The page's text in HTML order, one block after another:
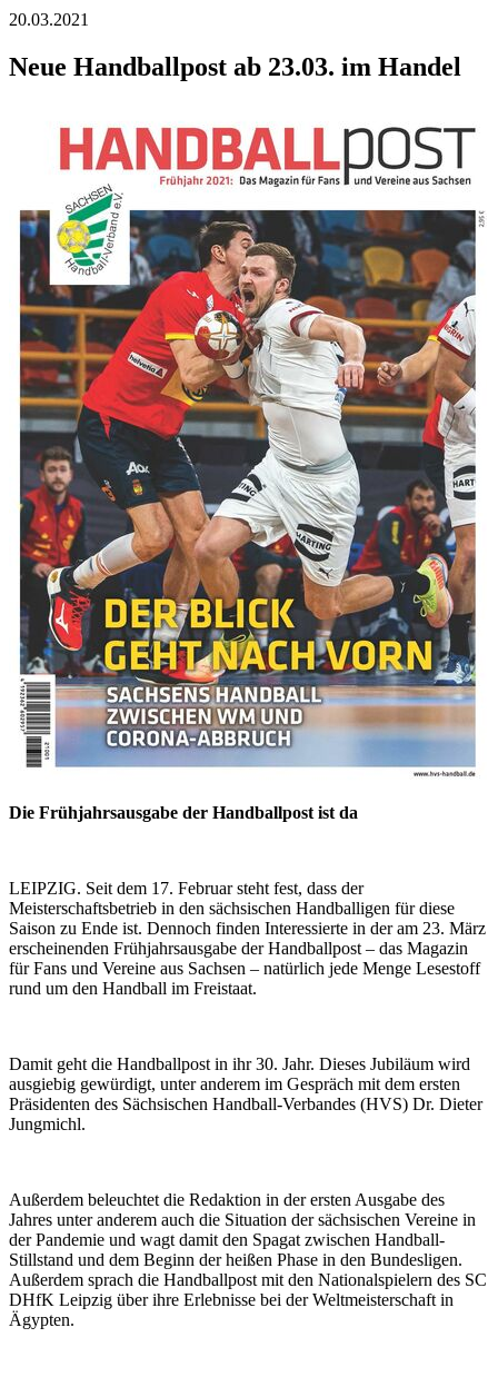
20.03.2021
Neue Handballpost ab 23.03. im Handel
Die Frühjahrsausgabe der Handballpost ist da
LEIPZIG. Seit dem 17. Februar steht fest, dass der
Meisterschaftsbetrieb in den sächsischen Handballigen für diese
Saison zu Ende ist. Dennoch finden Interessierte in der am 23. März
erscheinenden Frühjahrsausgabe der Handballpost – das Magazin
für Fans und Vereine aus Sachsen – natürlich jede Menge Lesestoff
rund um den Handball im Freistaat.
Damit geht die Handballpost in ihr 30. Jahr. Dieses Jubiläum wird
ausgiebig gewürdigt, unter anderem im Gespräch mit dem ersten
Präsidenten des Sächsischen Handball-Verbandes (HVS) Dr. Dieter
Jungmichl.
Außerdem beleuchtet die Redaktion in der ersten Ausgabe des
Jahres unter anderem auch die Situation der sächsischen Vereine in
der Pandemie und wagt damit den Spagat zwischen Handball-
Stillstand und dem Beginn der heißen Phase in den Bundesligen.
Außerdem sprach die Handballpost mit den Nationalspielern des SC
DHfK Leipzig über ihre Erlebnisse bei der Weltmeisterschaft in
Ägypten.